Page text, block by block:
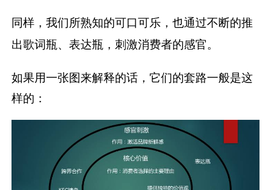
同样，我们所熟知的可口可乐，也通过不断的推
出歌词瓶、表达瓶，刺激消费者的感官。
如果用一张图来解释的话，它们的套路一般是这
样的：